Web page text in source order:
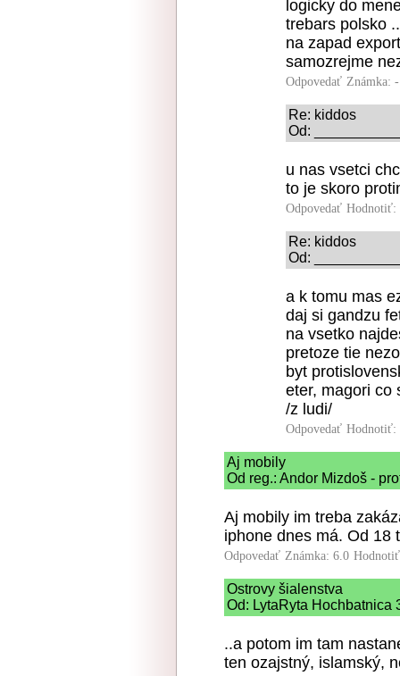
logicky do
trebars polsko
na zapad
samozrejme
Odpovedať Známka:
Re: kiddos
Od:
u nas vsetci
to je skoro
Odpovedať Hodnotiť:
Re: kiddos
Od:
a k tomu mas
daj si gandzu
na vsetko
pretoze tie
byt
eter, magori co
/z ludi/
Odpovedať Hodnotiť:
Aj mobily
Od reg.: Andor Mizdoš -
Aj mobily im treba
iphone dnes má. Od 18
Odpovedať Známka: 6.0
Ostrovy šialenstva
Od: LytaRyta Hochbatnica
..a potom im tam
ten ozajstný, islamský,